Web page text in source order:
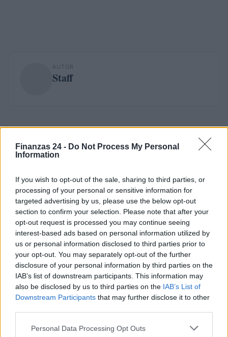
Finanzas 24 - Do Not Process My Personal
Information
If you wish to opt-out of the sale, sharing to third parties, or
processing of your personal or sensitive information for
targeted advertising by us, please use the below opt-out
section to confirm your selection. Please note that after your
opt-out request is processed you may continue seeing
interest-based ads based on personal information utilized by
us or personal information disclosed to third parties prior to
your opt-out. You may separately opt-out of the further
disclosure of your personal information by third parties on the
IAB’s list of downstream participants. This information may
also be disclosed by us to third parties on the IAB’s List of
Downstream Participants that may further disclose it to other
Please note that this website/app uses one or more Google
Personal Data Processing Opt Outs
AUTOR
Staff